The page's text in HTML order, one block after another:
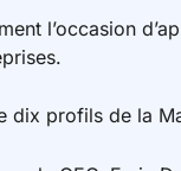
l’occasion
dix profils de la